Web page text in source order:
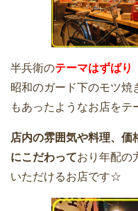
半兵衛のテーマはずばり
昭和のガード下のモツ焼
もあったようなお店をテ
店内の雰囲気や料理、価
にこだわっており年配の
いただけるお店です☆